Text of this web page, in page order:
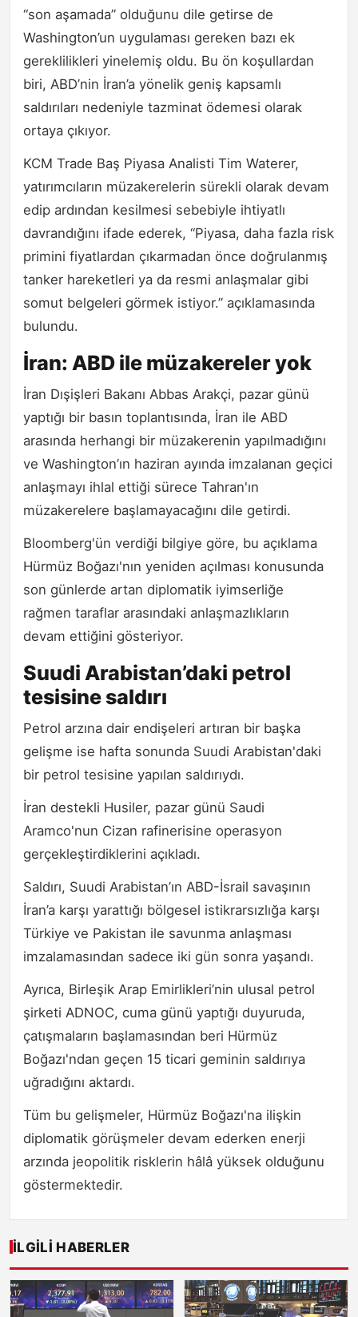
“son aşamada” olduğunu dile getirse de
Washington’un uygulaması gereken bazı ek
gereklilikleri yinelemiş oldu. Bu ön koşullardan
biri, ABD’nin İran’a yönelik geniş kapsamlı
saldırıları nedeniyle tazminat ödemesi olarak
ortaya çıkıyor.
KCM Trade Baş Piyasa Analisti Tim Waterer,
yatırımcıların müzakerelerin sürekli olarak devam
edip ardından kesilmesi sebebiyle ihtiyatlı
davrandığını ifade ederek, “Piyasa, daha fazla risk
primini fiyatlardan çıkarmadan önce doğrulanmış
tanker hareketleri ya da resmi anlaşmalar gibi
somut belgeleri görmek istiyor.” açıklamasında
bulundu.
İran: ABD ile müzakereler yok
İran Dışişleri Bakanı Abbas Arakçi, pazar günü
yaptığı bir basın toplantısında, İran ile ABD
arasında herhangi bir müzakerenin yapılmadığını
ve Washington’ın haziran ayında imzalanan geçici
anlaşmayı ihlal ettiği sürece Tahran'ın
müzakerelere başlamayacağını dile getirdi.
Bloomberg'ün verdiği bilgiye göre, bu açıklama
Hürmüz Boğazı'nın yeniden açılması konusunda
son günlerde artan diplomatik iyimserliğe
rağmen taraflar arasındaki anlaşmazlıkların
devam ettiğini gösteriyor.
Suudi Arabistan’daki petrol
tesisine saldırı
Petrol arzına dair endişeleri artıran bir başka
gelişme ise hafta sonunda Suudi Arabistan'daki
bir petrol tesisine yapılan saldırıydı.
İran destekli Husiler, pazar günü Saudi
Aramco'nun Cizan rafinerisine operasyon
gerçekleştirdiklerini açıkladı.
Saldırı, Suudi Arabistan’ın ABD-İsrail savaşının
İran’a karşı yarattığı bölgesel istikrarsızlığa karşı
Türkiye ve Pakistan ile savunma anlaşması
imzalamasından sadece iki gün sonra yaşandı.
Ayrıca, Birleşik Arap Emirlikleri’nin ulusal petrol
şirketi ADNOC, cuma günü yaptığı duyuruda,
çatışmaların başlamasından beri Hürmüz
Boğazı'ndan geçen 15 ticari geminin saldırıya
uğradığını aktardı.
Tüm bu gelişmeler, Hürmüz Boğazı'na ilişkin
diplomatik görüşmeler devam ederken enerji
arzında jeopolitik risklerin hâlâ yüksek olduğunu
göstermektedir.
İLGILI HABERLER